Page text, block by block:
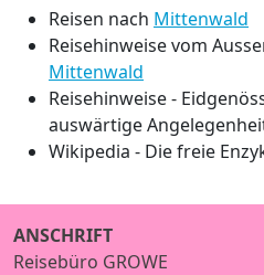
Reisen nach Mittenwald
Reisehinweise vom
Mittenwald
Reisehinweise -
auswärtige
Wikipedia - Die freie
ANSCHRIFT
Reisebüro GROWE